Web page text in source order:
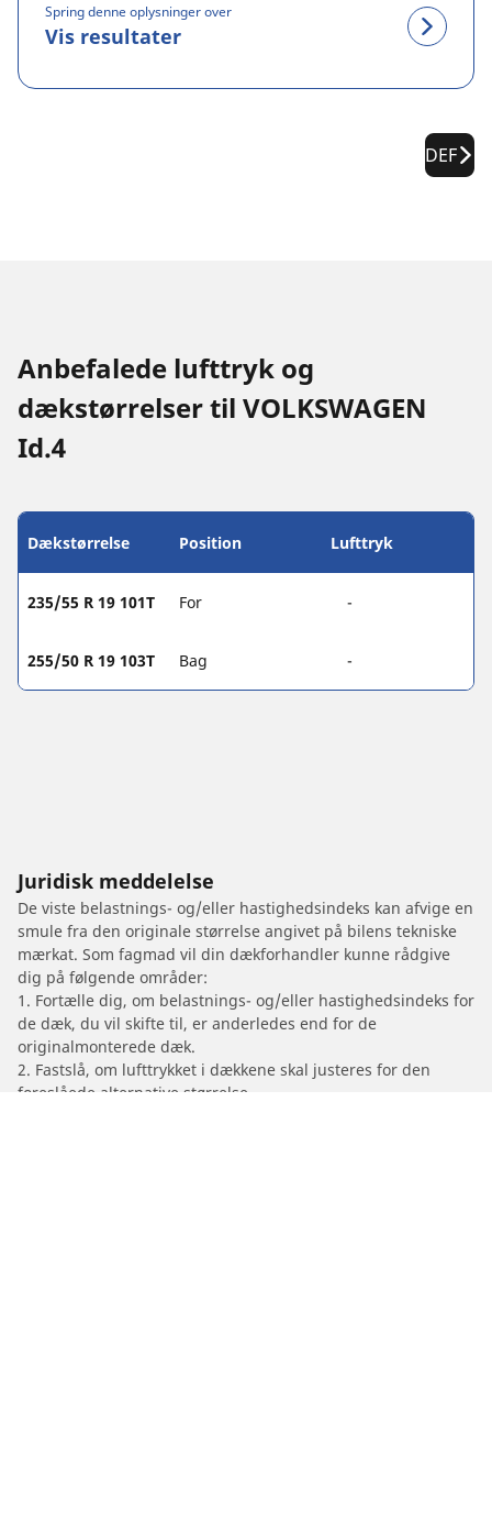
Spring denne oplysninger over
Vis resultater
DEF
Anbefalede lufttryk og
dækstørrelser til VOLKSWAGEN
Id.4
Dækstørrelse Position Lufttryk
235/55 R 19 101T For -
255/50 R 19 103T Bag -
Juridisk meddelelse
De viste belastnings- og/eller hastighedsindeks kan afvige en
smule fra den originale størrelse angivet på bilens tekniske
mærkat. Som fagmad vil din dækforhandler kunne rådgive
dig på følgende områder:
1. Fortælle dig, om belastnings- og/eller hastighedsindeks for
de dæk, du vil skifte til, er anderledes end for de
originalmonterede dæk.
2. Fastslå, om lufttrykket i dækkene skal justeres for den
foreslåede alternative størrelse.